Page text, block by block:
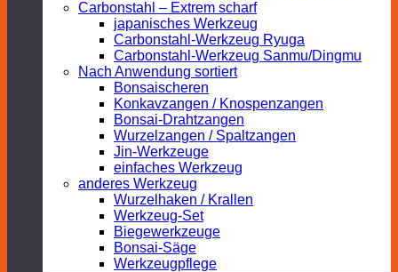
Carbonstahl – Extrem scharf
japanisches Werkzeug
Carbonstahl-Werkzeug Ryuga
Carbonstahl-Werkzeug Sanmu/Dingmu
Nach Anwendung sortiert
Bonsaischeren
Konkavzangen / Knospenzangen
Bonsai-Drahtzangen
Wurzelzangen / Spaltzangen
Jin-Werkzeuge
einfaches Werkzeug
anderes Werkzeug
Wurzelhaken / Krallen
Werkzeug-Set
Biegewerkzeuge
Bonsai-Säge
Werkzeugpflege